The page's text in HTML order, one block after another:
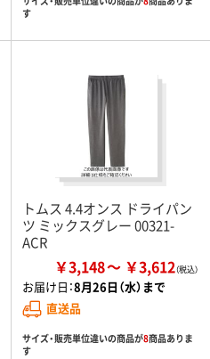
す
トムス 4.4オンス ドライパン
ツ ミックスグレー 00321-
ACR
￥3,148 ￥3,612
お届け日：8月26日（水）まで
直送品
サイズ・販売単位違いの商品が8商品ありま
す